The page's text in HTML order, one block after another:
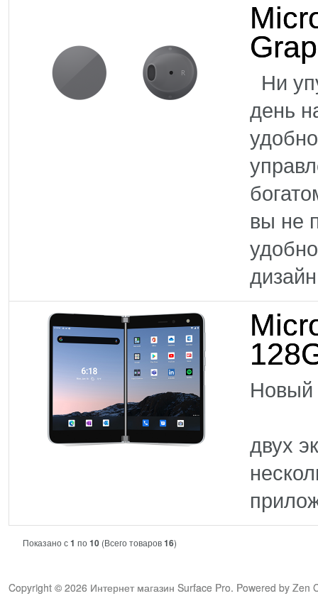
Ни
день
вы не
двух
Показано с1 по10 (Всего товаров16)
Copyright © 2026 Интернет магазин Surface Pro. Powered by Zen